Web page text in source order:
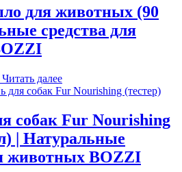
для животных (90
средства для
Читать далее
собак Fur Nourishing
| Натуральные
животных BOZZI